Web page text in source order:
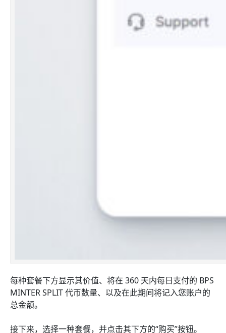
每种套餐下方显示其价值、将在 360 天内每日支付的 BPS
MINTER SPLIT 代币数量、以及在此期间将记入您账户的
总金额。
接下来，选择一种套餐，并点击其下方的“购买”按钮。